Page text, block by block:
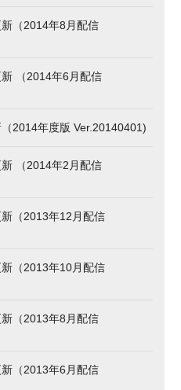
（2014年8月配信
（2014年6月配信
2014年度版 Ver.20140401)
（2014年2月配信
（2013年12月配信
（2013年10月配信
（2013年8月配信
（2013年6月配信